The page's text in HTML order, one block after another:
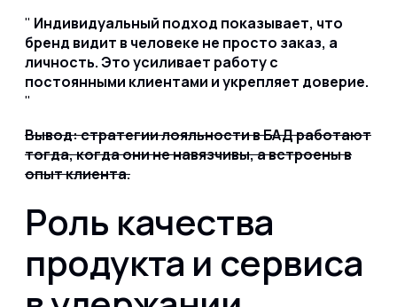
Индивидуальный подход показывает, что
бренд видит в человеке не просто заказ, а
личность. Это усиливает работу с
постоянными клиентами и укрепляет доверие.
Вывод: стратегии лояльности в БАД работают
тогда, когда они не навязчивы, а встроены в
опыт клиента.
Роль качества
продукта и сервиса